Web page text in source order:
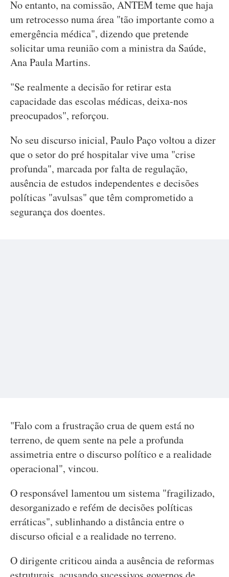
No entanto, na comissão, ANTEM teme que haja
um retrocesso numa área "tão importante como a
emergência médica", dizendo que pretende
solicitar uma reunião com a ministra da Saúde,
Ana Paula Martins.
"Se realmente a decisão for retirar esta
capacidade das escolas médicas, deixa-nos
preocupados", reforçou.
No seu discurso inicial, Paulo Paço voltou a dizer
que o setor do pré hospitalar vive uma "crise
profunda", marcada por falta de regulação,
ausência de estudos independentes e decisões
políticas "avulsas" que têm comprometido a
segurança dos doentes.
"Falo com a frustração crua de quem está no
terreno, de quem sente na pele a profunda
assimetria entre o discurso político e a realidade
operacional", vincou.
O responsável lamentou um sistema "fragilizado,
desorganizado e refém de decisões políticas
erráticas", sublinhando a distância entre o
discurso oficial e a realidade no terreno.
O dirigente criticou ainda a ausência de reformas